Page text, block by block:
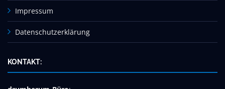
Impressum
Datenschutzerklärung
KONTAKT: